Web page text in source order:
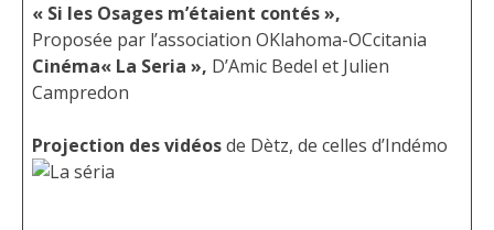
« Si les Osages m’étaient contés »,
Proposée par l’association OKlahoma-OCcitania
Cinéma« La Seria », D’Amic Bedel et Julien
Campredon
Projection des vidéosde Dètz, de celles d’Indémo